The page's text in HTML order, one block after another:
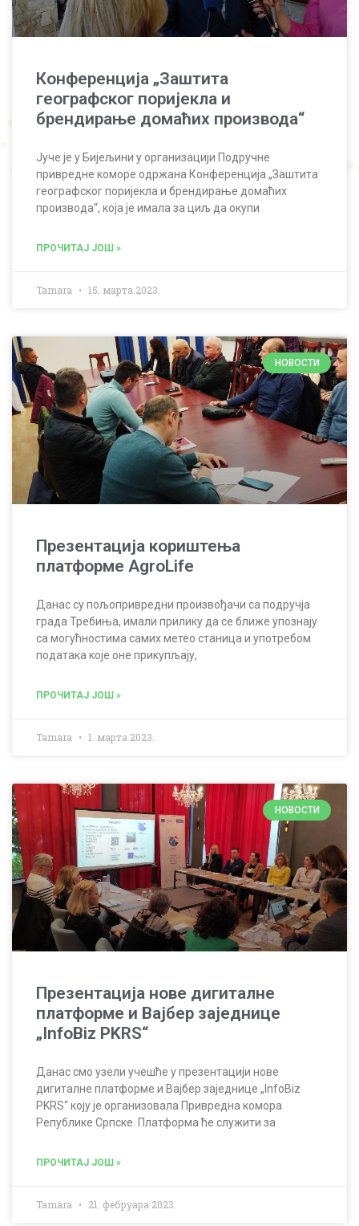
Конференција „Заштита
географског поријекла и
брендирање домаћих производа“
Јуче је у Бијељини у организацији Подручне
привредне коморе одржана Конференција „Заштита
геогрaфског поријекла и брендирање домаћих
производа“, која је имала за циљ да окупи
ПРОЧИТАЈ ЈОШ »
Tamara 15. марта 2023.
НОВОСТИ
Презентација кориштења
платформе AgroLife
Данас су пољопривредни произвођачи са подручја
града Требиња, имали прилику да се ближе упознају
са могућностима самих метео станица и употребом
података које оне прикупљају,
ПРОЧИТАЈ ЈОШ »
Tamara 1. марта 2023.
НОВОСТИ
Презентација нове дигиталне
платформе и Вајбер заједнице
„InfoBiz PKRS“
Данас смо узели учешће у презентацији нове
дигиталне платформе и Вајбер заједнице „InfoBiz
PKRS“ коју је организовала Привредна комора
Републике Српске. Платформа ће служити за
ПРОЧИТАЈ ЈОШ »
Tamara 21. фебруара 2023.